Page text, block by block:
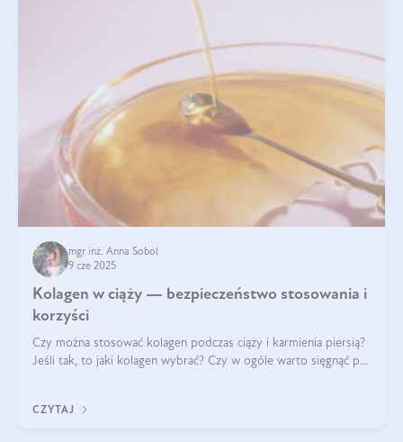
mgr inż. Anna Sobol
9 cze 2025
Kolagen w ciąży — bezpieczeństwo stosowania i
korzyści
Czy można stosować kolagen podczas ciąży i karmienia piersią?
Jeśli tak, to jaki kolagen wybrać? Czy w ogóle warto sięgnąć po
CZYTAJ